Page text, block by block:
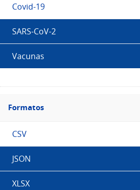
Covid-19
SARS-CoV-2
Vacunas
Filtro
Formatos
Formatos
CSV
JSON
XLSX